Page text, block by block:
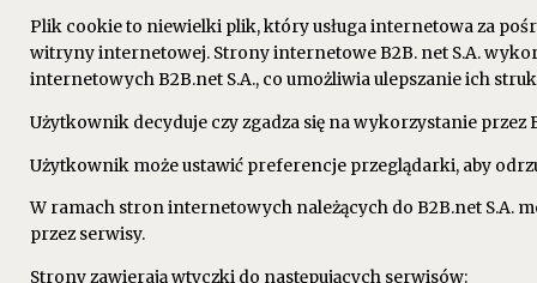
Plik cookie to niewielki plik, który usługa internetowa za
witryny internetowej. Strony internetowe B2B. net S.A.
internetowych B2B.net S.A., co umożliwia ulepszanie ich
Użytkownik decyduje czy zgadza się na wykorzystanie
Użytkownik może ustawić preferencje przeglądarki, aby
W ramach stron internetowych należących do B2B.net S.A.
przez serwisy.
Strony zawierają wtyczki do następujących serwisów: